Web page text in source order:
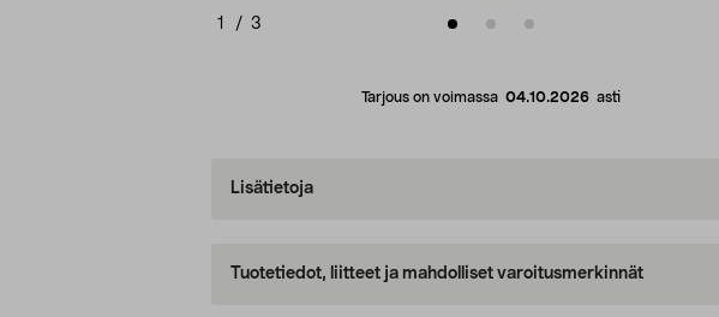
1 / 3
Tarjous on voimassa 04.10.2026 asti
Lisätietoja
Tuotetiedot, liitteet ja mahdolliset varoitusmerkinnät